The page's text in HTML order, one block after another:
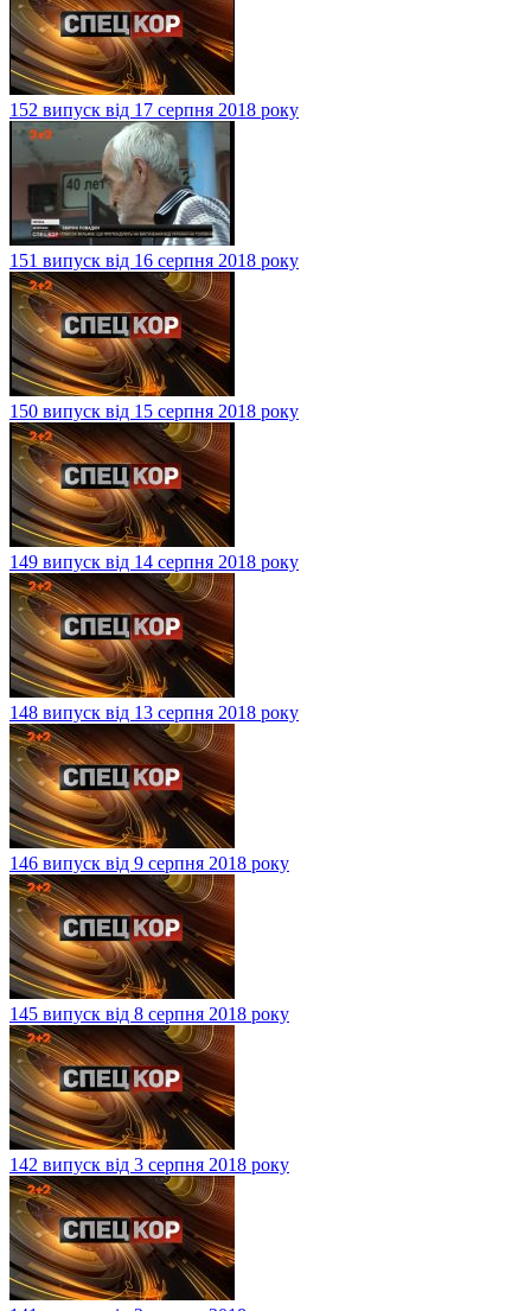
152 випуск від 17 серпня 2018 року
151 випуск від 16 серпня 2018 року
150 випуск від 15 серпня 2018 року
149 випуск від 14 серпня 2018 року
148 випуск від 13 серпня 2018 року
146 випуск від 9 серпня 2018 року
145 випуск від 8 серпня 2018 року
142 випуск від 3 серпня 2018 року